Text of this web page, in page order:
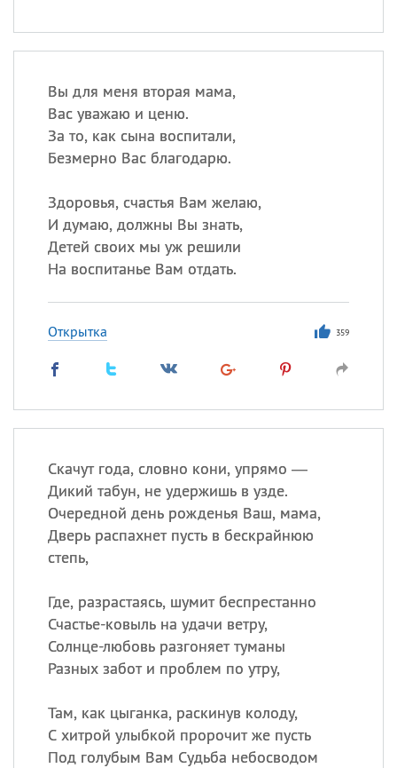
Вы для меня вторая мама,
Вас уважаю и ценю.
За то, как сына воспитали,
Безмерно Вас благодарю.
Здоровья, счастья Вам желаю,
И думаю, должны Вы знать,
Детей своих мы уж решили
На воспитанье Вам отдать.
Открытка 359
Скачут года, словно кони, упрямо —
Дикий табун, не удержишь в узде.
Очередной день рожденья Ваш, мама,
Дверь распахнет пусть в бескрайнюю
степь,
Где, разрастаясь, шумит беспрестанно
Счастье-ковыль на удачи ветру,
Солнце-любовь разгоняет туманы
Разных забот и проблем по утру,
Там, как цыганка, раскинув колоду,
С хитрой улыбкой пророчит же пусть
Под голубым Вам Судьба небосводом